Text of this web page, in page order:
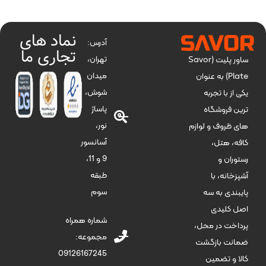
ساور پلیت (Savor
Plate) به عنوان
یکی از با تجربه
ترین فروشگاه
های ظروف و لوازم
کافه، هتل،
رستوران و
آشپزخانه، با
پایبندی به سه
اصل کلیدی
پرداخت در محل،
ضمانت بازگشت
کالا و تضمین
آدرس:
تهران،
میدان
شوش،
پاساژ
نور،
آسانسور
9 و 11،
طبقه
سوم
شماره همراه
مجموعه:
09126167245
نماد های
تجاری ما